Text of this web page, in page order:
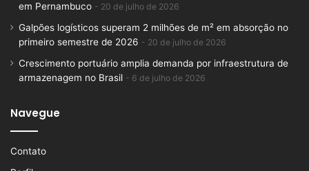
em Pernambuco
20 de julho de 2026
Galpões logísticos superam 2 milhões de m² em absorção no
primeiro semestre de 2026
20 de julho de 2026
Crescimento portuário amplia demanda por infraestrutura de
armazenagem no Brasil
6 de julho de 2026
Navegue
Contato